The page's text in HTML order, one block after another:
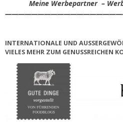
Meine Werbepartner –
INTERNATIONALE UND
IELES MEHR ZUM GENUSSREICHEN